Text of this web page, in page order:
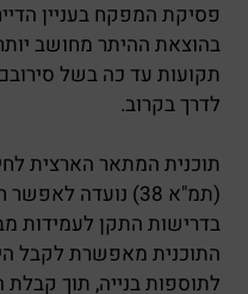
פסיקת המפקח בעניין
בהוצאת ההיתר מחושב
תקועות עד כה בשל
לדרך בקרוב.
תוכנית המתאר הארצית
(תמ"א 38) נועדה
בדרישות התקן לעמידות
התוכנית מאפשרת לקבל
לתוספות בנייה, תוך